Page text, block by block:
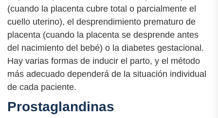
(cuando la placenta cubre total o parcialmente el
cuello uterino), el desprendimiento prematuro de
placenta (cuando la placenta se desprende antes
del nacimiento del bebé) o la diabetes gestacional.
Hay varias formas de inducir el parto, y el método
más adecuado dependerá de la situación individual
de cada paciente.
Prostaglandinas